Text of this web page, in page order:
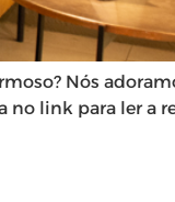
Nós
no link para ler a